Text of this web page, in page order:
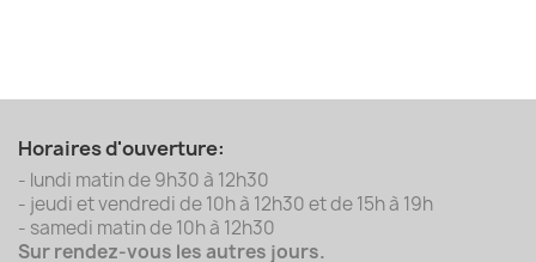
Horaires d'ouverture:
- lundi matin de 9h30 à 12h30
- jeudi et vendredi de 10h à 12h30 et de 15h à 19h
- samedi matin de 10h à 12h30
Sur rendez-vous les autres jours.